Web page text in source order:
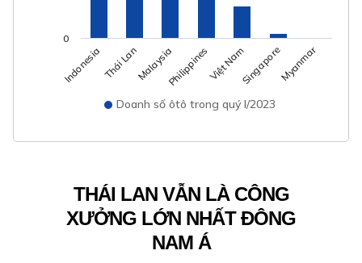
Doanh số ôtô trong quý I/2023
IndonesiaThái LanMalaysiaPhilippinesViệt NamSingaporeMyanmar
0
THÁI LAN VẪN LÀ CÔNG
XƯỞNG LỚN NHẤT ĐÔNG
NAM Á